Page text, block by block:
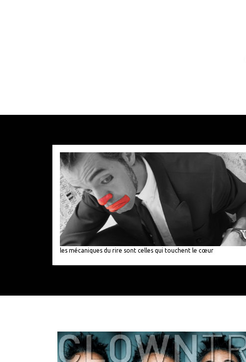
les mécaniques du rire sont celles qui touchent le cœur